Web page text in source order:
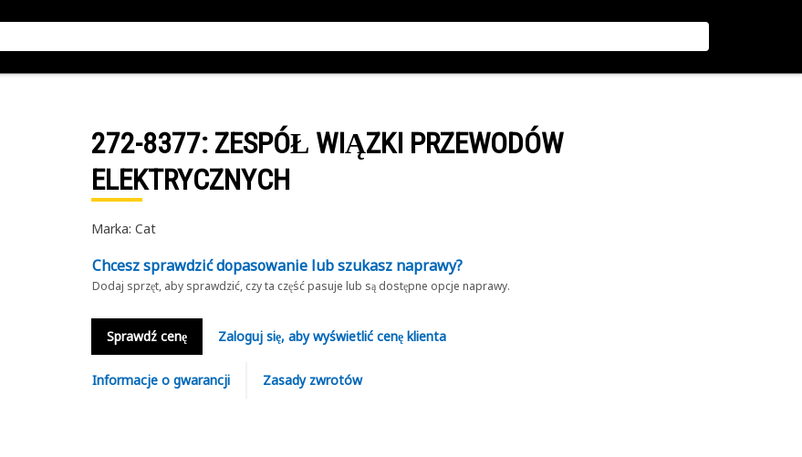
272-8377: ZESPÓŁ WIĄZKI PRZEWODÓW
ELEKTRYCZNYCH
Marka: Cat
Chcesz sprawdzić dopasowanie lub szukasz naprawy?
Dodaj sprzęt, aby sprawdzić, czy ta część pasuje lub są dostępne opcje naprawy.
Sprawdź cenę Zaloguj się, aby wyświetlić cenę klienta
Informacje o gwarancji Zasady zwrotów